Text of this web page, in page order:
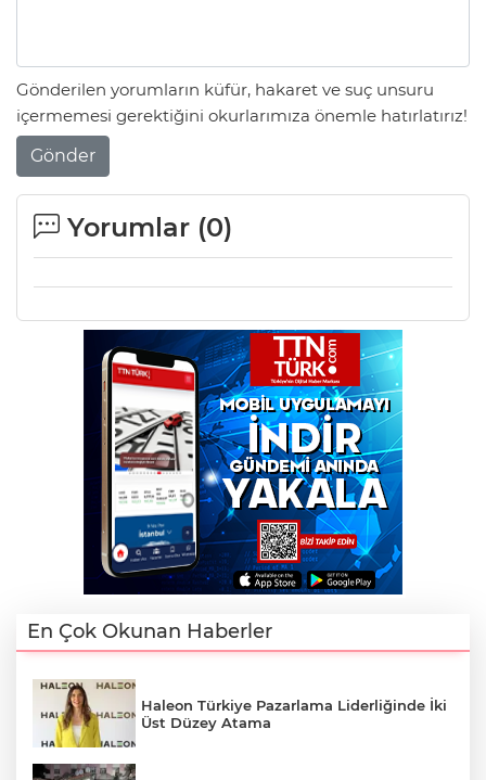
Gönderilen yorumların küfür, hakaret ve suç unsuru
içermemesi gerektiğini okurlarımıza önemle hatırlatırız!
Gönder
Yorumlar (0)
En Çok Okunan Haberler
Haleon Türkiye Pazarlama Liderliğinde İki
Üst Düzey Atama